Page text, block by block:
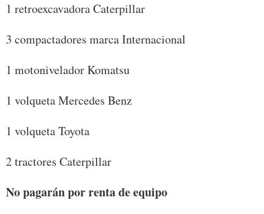
1 retroexcavadora Caterpillar
3 compactadores marca Internacional
1 motonivelador Komatsu
1 volqueta Mercedes Benz
1 volqueta Toyota
2 tractores Caterpillar
No pagarán por renta de equipo